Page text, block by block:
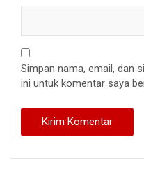
Simpan nama, email, dan
ini untuk komentar saya